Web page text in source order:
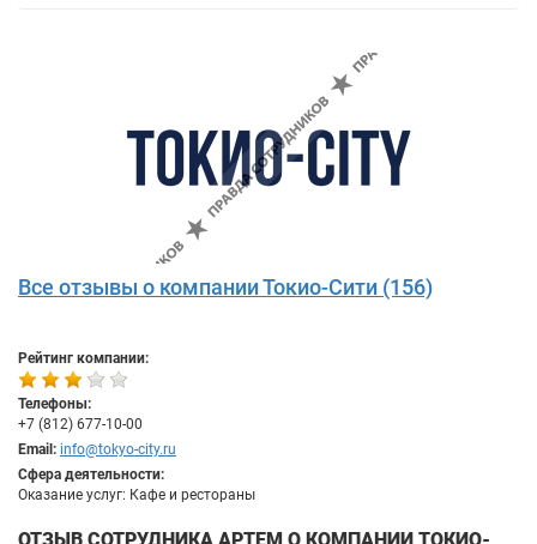
Все отзывы о компании Токио-Сити (156)
Рейтинг компании:
Телефоны:
+7 (812) 677-10-00
Email: info@tokyo-city.ru
Сфера деятельности:
Оказание услуг: Кафе и рестораны